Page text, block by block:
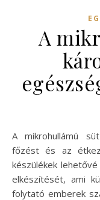
A
A mikrohullámú sütők elterjedése forradalmasította a
főzést és az
készülékek
elkészítését, ami
folytató emberek